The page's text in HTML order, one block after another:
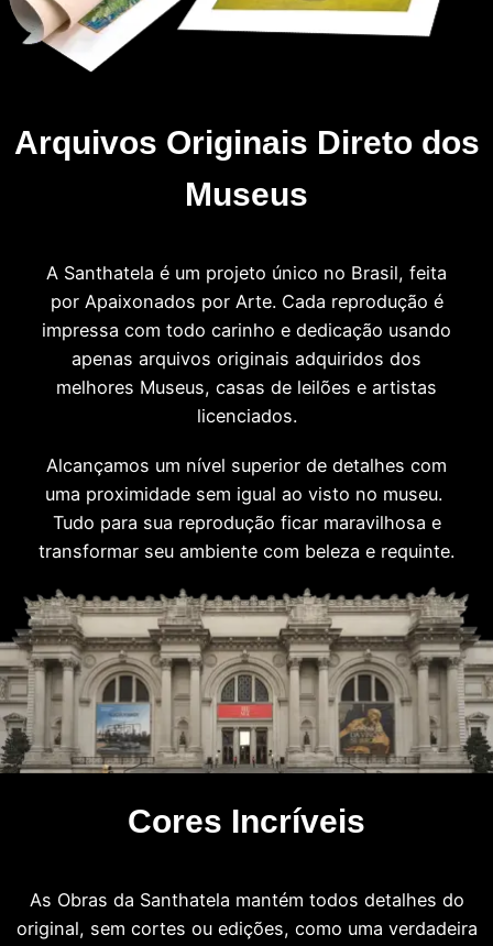
Arquivos Originais Direto dos
Museus
A Santhatela é um projeto único no Brasil, feita
por Apaixonados por Arte. Cada reprodução é
impressa com todo carinho e dedicação usando
apenas arquivos originais adquiridos dos
melhores Museus, casas de leilões e artistas
licenciados.
Alcançamos um nível superior de detalhes com
uma proximidade sem igual ao visto no museu.
Tudo para sua reprodução ficar maravilhosa e
transformar seu ambiente com beleza e requinte.
Cores Incríveis
As Obras da Santhatela mantém todos detalhes do
original, sem cortes ou edições, como uma verdadeira